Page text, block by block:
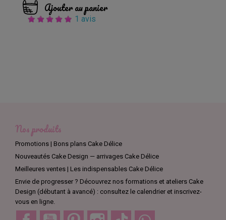
Ajouter au panier
1 avis
Nos produits
Promotions | Bons plans Cake Délice
Nouveautés Cake Design — arrivages Cake Délice
Meilleures ventes | Les indispensables Cake Délice
Envie de progresser ? Découvrez nos formations et ateliers Cake
Design (débutant à avancé) : consultez le calendrier et inscrivez-
vous en ligne.
Facebook YouTube Pinterest Instagram TikTok